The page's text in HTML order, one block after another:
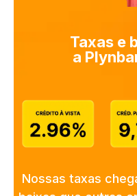
Taxas e
a
Nossas taxas